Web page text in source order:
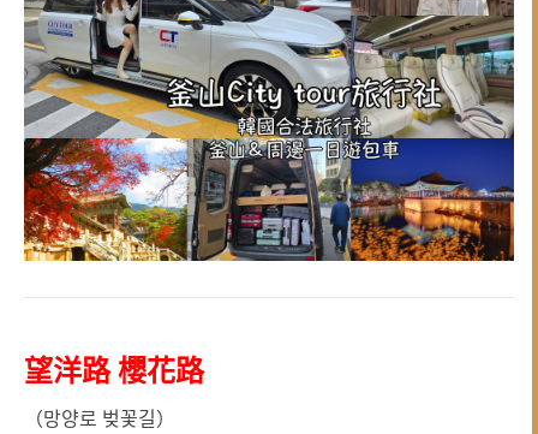
望洋路 櫻花路
（망양로 벚꽃길）